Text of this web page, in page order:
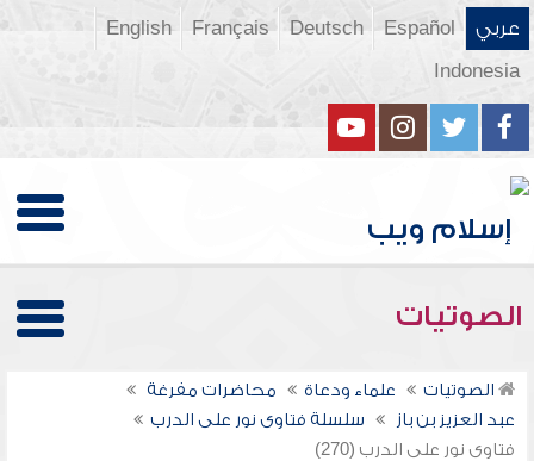
عربي Español
Deutsch
Français
English
Indonesia
الصوتيات
الصوتيات علماء ودعاة
محاضرات مفرغة
عبد العزيز بن باز
سلسلة فتاوى نور على الدرب
فتاوى نور على الدرب (270)